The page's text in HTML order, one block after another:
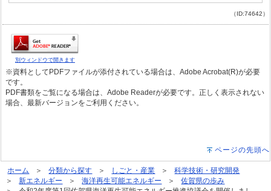
（ID:74642）
別ウィンドウで開きます
※資料としてPDFファイルが添付されている場合は、Adobe Acrobat(R)が必要
です。
PDF書類をご覧になる場合は、Adobe Readerが必要です。正しく表示されない
場合、最新バージョンをご利用ください。
ページの先頭へ
ホーム 分類から探す しごと・産業
科学技術・研究開発
新エネルギー
海洋再生可能エネルギー
佐賀県の歩み